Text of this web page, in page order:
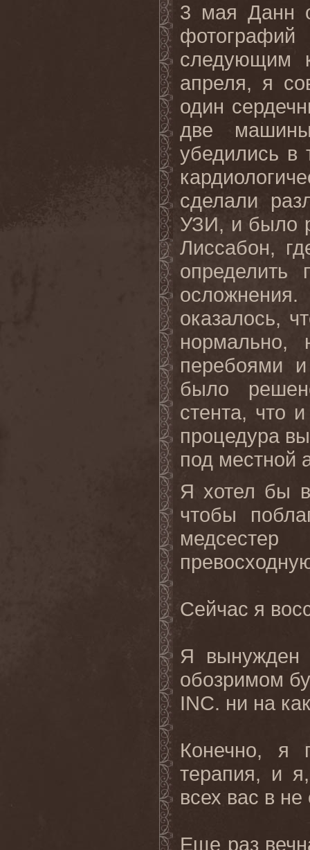
3 мая Данн
следующим
апреля, я
один
две
убедились в
сделали
УЗИ, и было
Лиссабон,
определить
оказалось,
перебоями
было
стента, что
процедура
под местной
Я хотел бы
чтобы
Сейчас я
Я вынужден
обозримом
INC. ни на
Конечно, я
терапия, и
всех вас в
Еще раз